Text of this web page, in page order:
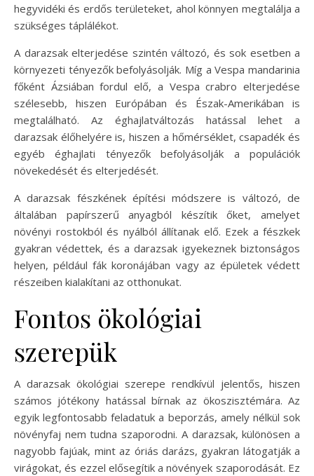
hegyvidéki és erdős területeket, ahol könnyen megtalálja a
szükséges táplálékot.
A darazsak elterjedése szintén változó, és sok esetben a
környezeti tényezők befolyásolják. Míg a Vespa mandarinia
főként Ázsiában fordul elő, a Vespa crabro elterjedése
szélesebb, hiszen Európában és Észak-Amerikában is
megtalálható. Az éghajlatváltozás hatással lehet a
darazsak élőhelyére is, hiszen a hőmérséklet, csapadék és
egyéb éghajlati tényezők befolyásolják a populációk
növekedését és elterjedését.
A darazsak fészkének építési módszere is változó, de
általában papírszerű anyagból készítik őket, amelyet
növényi rostokból és nyálból állítanak elő. Ezek a fészkek
gyakran védettek, és a darazsak igyekeznek biztonságos
helyen, például fák koronájában vagy az épületek védett
részeiben kialakítani az otthonukat.
Fontos ökológiai
szerepük
A darazsak ökológiai szerepe rendkívül jelentős, hiszen
számos jótékony hatással bírnak az ökoszisztémára. Az
egyik legfontosabb feladatuk a beporzás, amely nélkül sok
növényfaj nem tudna szaporodni. A darazsak, különösen a
nagyobb fajúak, mint az óriás darázs, gyakran látogatják a
virágokat, és ezzel elősegítik a növények szaporodását. Ez